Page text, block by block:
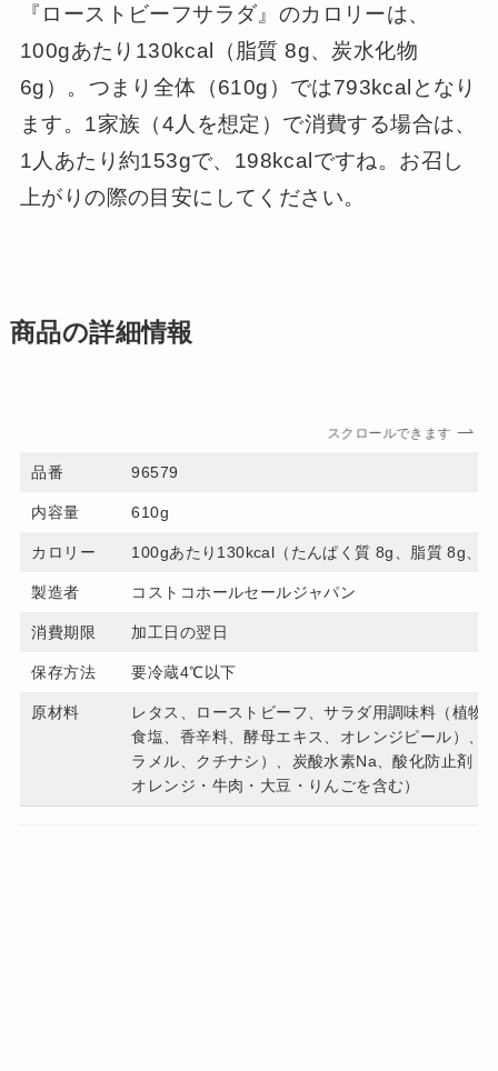
『ローストビーフサラダ』のカロリーは、
100gあたり130kcal（脂質 8g、炭水化物
6g）。つまり全体（610g）では793kcalとなり
ます。1家族（4人を想定）で消費する場合は、
1人あたり約153gで、198kcalですね。お召し
上がりの際の目安にしてください。
商品の詳細情報
スクロールできます
品番 96579
内容量 610g
カロリー 100gあたり130kcal（たんぱく質 8g、脂質 8g、
製造者 コストコホールセールジャパン
消費期限 加工日の翌日
保存方法 要冷蔵4℃以下
原材料
レタス、ローストビーフ、サラダ用調味料（植物
食塩、香辛料、酵母エキス、オレンジピール）、
ラメル、クチナシ）、炭酸水素Na、酸化防止剤
オレンジ・牛肉・大豆・りんごを含む）